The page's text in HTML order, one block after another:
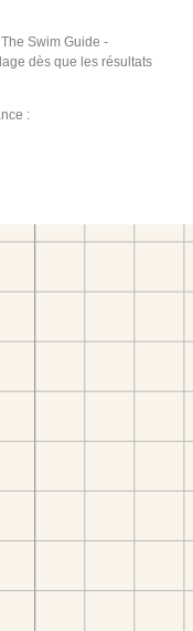
Swim Guide -
dès que les résultats
: